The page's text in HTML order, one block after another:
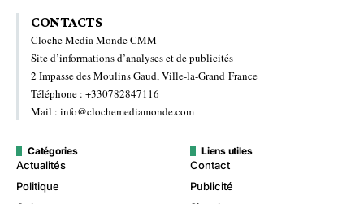
CONTACTS
Cloche Media Monde CMM
Site d’informations d’analyses et de publicités
2 Impasse des Moulins Gaud, Ville-la-Grand France
Téléphone : +330782847116
Mail : info@clochemediamonde.com
Catégories
Actualités
Politique
Liens utiles
Contact
Publicité